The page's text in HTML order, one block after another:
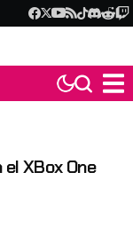
XBox One